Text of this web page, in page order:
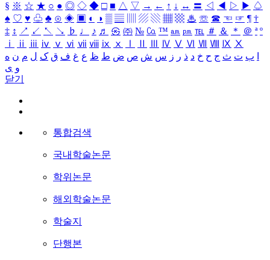
§ ※ ☆ ★ ○ ● ◎ ◇ ◆ □ ■ △ ▽ → ← ↑ ↓ ↔ 〓 ◁ ◀ ▷ ▶ ♤
♠ ♡ ♥ ♧ ♣ ⊙ ◈ ▣ ◐ ◑ ▒ ▤ ▨ ▧ ▦ ▩ ♨ ☏ ☎ ☜ ☞ ¶ †
‡ ↕ ↗ ↙ ↖ ↘ ♭ ♩ ♪ ♬ ㉿ ㈜ № ㏇ ™ ㏂ ㏘ ℡ ＃ ＆ ＊ ＠ ª º
ⅰ
ⅱ ⅲ ⅳ ⅴ ⅵ ⅶ ⅷ ⅸ ⅹ Ⅳ Ⅴ Ⅵ Ⅶ Ⅷ Ⅸ Ⅹ
ب ت ث ج ح خ د ذ ر ز س ش ص ض ط ظ ع غ ف ق ک ل م ن ه
و ی
닫기
통합검색
국내학술논문
학위논문
해외학술논문
학술지
단행본